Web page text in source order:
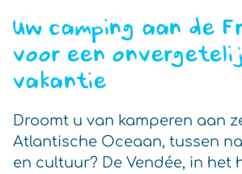
Uw camping aan de
voor een
vakantie
Droomt u van kamperen aan
Atlantische Oceaan, tussen
en cultuur? De Vendée, in het